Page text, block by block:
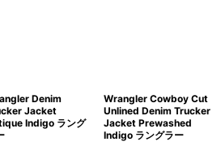
Denim
Jacket
Indigo ラング
Wrangler Cowboy Cut
Unlined Denim Trucker
Jacket Prewashed
Indigo ラングラー